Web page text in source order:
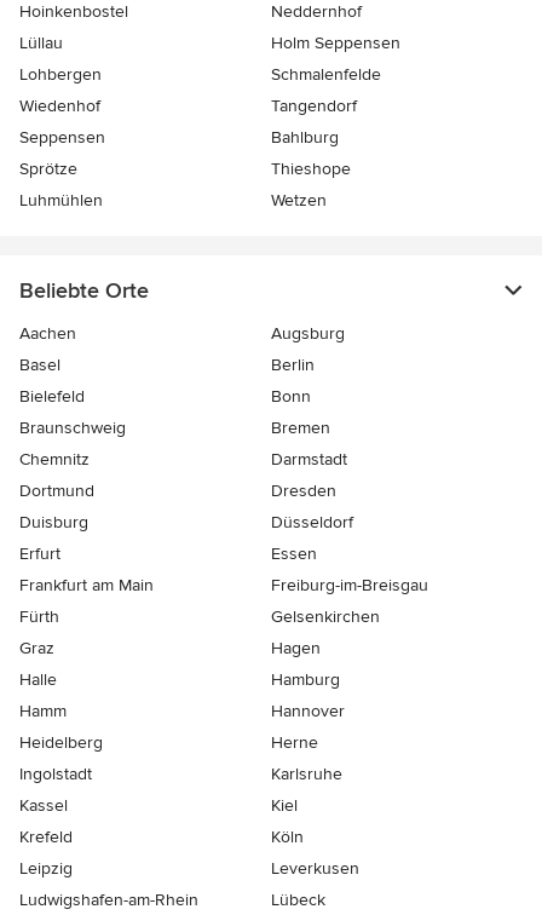
Hoinkenbostel
Neddernhof
Lüllau
Holm Seppensen
Lohbergen
Schmalenfelde
Wiedenhof
Tangendorf
Seppensen
Bahlburg
Sprötze
Thieshope
Luhmühlen
Wetzen
Beliebte Orte
Aachen
Augsburg
Basel
Berlin
Bielefeld
Bonn
Braunschweig
Bremen
Chemnitz
Darmstadt
Dortmund
Dresden
Duisburg
Düsseldorf
Erfurt
Essen
Frankfurt am Main
Freiburg-im-Breisgau
Fürth
Gelsenkirchen
Graz
Hagen
Halle
Hamburg
Hamm
Hannover
Heidelberg
Herne
Ingolstadt
Karlsruhe
Kassel
Kiel
Krefeld
Köln
Leipzig
Leverkusen
Ludwigshafen-am-Rhein
Lübeck